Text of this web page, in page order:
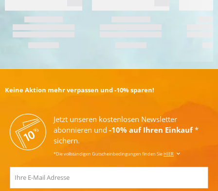
Keine Aktion mehr verpassen und -10% sparen!
Jetzt unseren kostenlosen Newsletter
abonnieren und -10% auf Ihren Einkauf*
sichern.
*Die vollständigen Gutscheinbedingungen finden SieHIER